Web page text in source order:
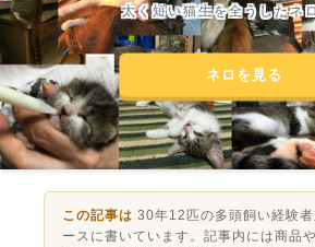
太く短い猫生を全うしたネ
ネロを見る
この記事は 30年12匹の多頭飼い経験
ースに書いています。記事内には商品